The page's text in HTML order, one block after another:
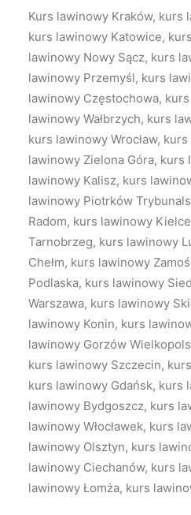
Kurs lawinowy Kraków, kurs
kurs lawinowy Katowice,
lawinowy Nowy Sącz, kurs
lawinowy Przemyśl, kurs
lawinowy Częstochowa,
lawinowy Wałbrzych, kurs
kurs lawinowy Wrocław,
lawinowy Zielona Góra, kurs
lawinowy Kalisz, kurs
lawinowy Piotrków
Radom, kurs lawinowy
Tarnobrzeg, kurs lawinowy
Chełm, kurs lawinowy
Podlaska, kurs lawinowy
Warszawa, kurs lawinowy
lawinowy Konin, kurs
lawinowy Gorzów
kurs lawinowy Szczecin,
kurs lawinowy Gdańsk, kurs
lawinowy Bydgoszcz, kurs
lawinowy Włocławek, kurs
lawinowy Olsztyn, kurs
lawinowy Ciechanów, kurs
lawinowy Łomża, kurs